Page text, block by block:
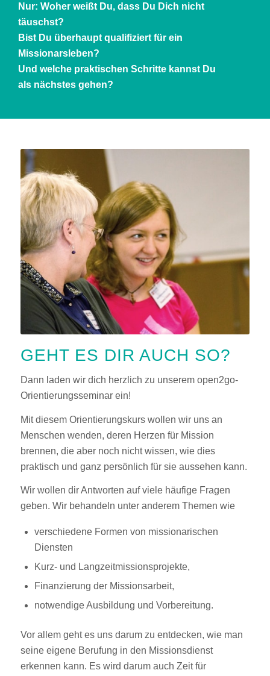
Nur: Woher weißt Du, dass Du Dich nicht
täuschst?
Bist Du überhaupt qualifiziert für ein
Missionarsleben?
Und welche praktischen Schritte kannst Du
als nächstes gehen?
GEHT ES DIR AUCH SO?
Dann laden wir dich herzlich zu unserem open2go-
Orientierungsseminar ein!
Mit diesem Orientierungskurs wollen wir uns an
Menschen wenden, deren Herzen für Mission
brennen, die aber noch nicht wissen, wie dies
praktisch und ganz persönlich für sie aussehen kann.
Wir wollen dir Antworten auf viele häufige Fragen
geben. Wir behandeln unter anderem Themen wie
verschiedene Formen von missionarischen
Diensten
Kurz- und Langzeitmissionsprojekte,
Finanzierung der Missionsarbeit,
notwendige Ausbildung und Vorbereitung.
Vor allem geht es uns darum zu entdecken, wie man
seine eigene Berufung in den Missionsdienst
erkennen kann. Es wird darum auch Zeit für